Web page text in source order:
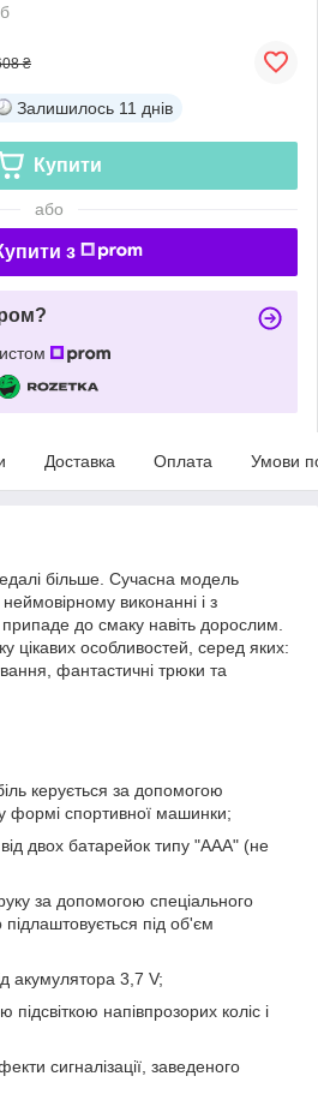
₴
Залишилось 11 днів
Купити
або
з
Доставка Оплата Умови
більше. Сучасна модель
виконанні і з
до смаку навіть дорослим.
цікавих особливостей, серед яких:
фантастичні трюки та
керується за допомогою
формі спортивної машинки;
двох батарейок типу "ААА" (не
за допомогою спеціального
під об'єм
акумулятора 3,7 V;
напівпрозорих коліс і
сигналізації, заведеного